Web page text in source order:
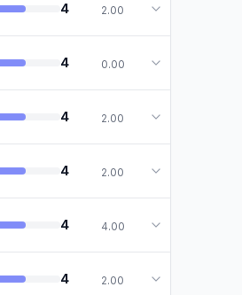
4 2.00
4 0.00
4 2.00
4 2.00
4 4.00
4 2.00